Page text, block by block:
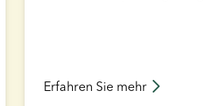
am besten mit Ihrem Kind
Erfahren Sie mehr